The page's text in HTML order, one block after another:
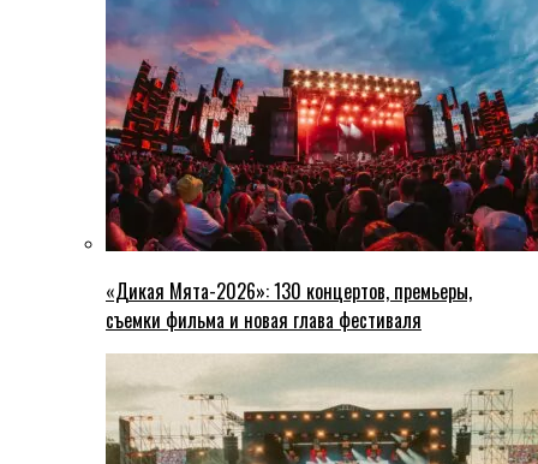
«Дикая Мята-2026»: 130 концертов, премьеры,
съемки фильма и новая глава фестиваля